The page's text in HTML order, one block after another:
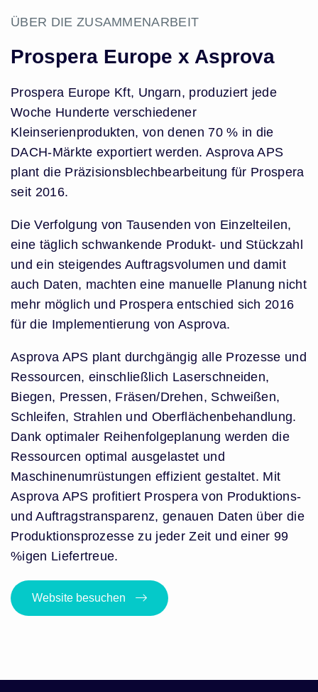
ÜBER DIE ZUSAMMENARBEIT
Prospera Europe x Asprova
Prospera Europe Kft, Ungarn, produziert jede
Woche Hunderte verschiedener
Kleinserienprodukten, von denen 70 % in die
DACH-Märkte exportiert werden. Asprova APS
plant die Präzisionsblechbearbeitung für Prospera
seit 2016.
Die Verfolgung von Tausenden von Einzelteilen,
eine täglich schwankende Produkt- und Stückzahl
und ein steigendes Auftragsvolumen und damit
auch Daten, machten eine manuelle Planung nicht
mehr möglich und Prospera entschied sich 2016
für die Implementierung von Asprova.
Asprova APS plant durchgängig alle Prozesse und
Ressourcen, einschließlich Laserschneiden,
Biegen, Pressen, Fräsen/Drehen, Schweißen,
Schleifen, Strahlen und Oberflächenbehandlung.
Dank optimaler Reihenfolgeplanung werden die
Ressourcen optimal ausgelastet und
Maschinenumrüstungen effizient gestaltet. Mit
Asprova APS profitiert Prospera von Produktions-
und Auftragstransparenz, genauen Daten über die
Produktionsprozesse zu jeder Zeit und einer 99
%igen Liefertreue.
Website besuchen